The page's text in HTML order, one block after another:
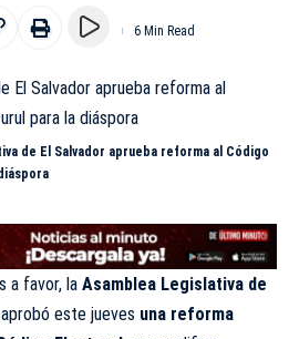
6 Min Read
de El Salvador aprueba reforma al Código
a favor, la Asamblea Legislativa de
aprobó este jueves una reforma